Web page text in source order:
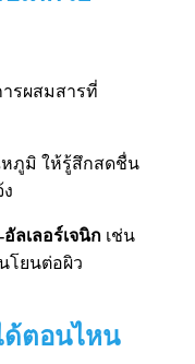
ารผสมสารที่
ภูมิ ให้รู้สึกสดชื่น
ลเลอร์เจนิกเช่น
โยนต่อผิว
ด้ตอนไหน